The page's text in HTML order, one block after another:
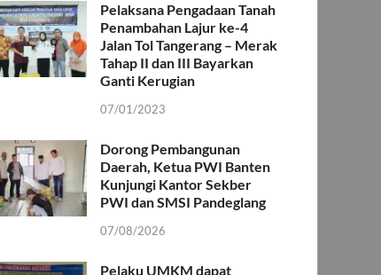
Pelaksana Pengadaan Tanah
Penambahan Lajur ke-4
Jalan Tol Tangerang – Merak
Tahap II dan III Bayarkan
Ganti Kerugian
07/01/2023
Dorong Pembangunan
Daerah, Ketua PWI Banten
Kunjungi Kantor Sekber
PWI dan SMSI Pandeglang
07/08/2026
Pelaku UMKM dapat